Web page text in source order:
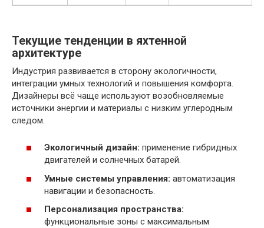
Текущие тенденции в яхтенной
архитектуре
Индустрия развивается в сторону экологичности,
интеграции умных технологий и повышения комфорта.
Дизайнеры всё чаще используют возобновляемые
источники энергии и материалы с низким углеродным
следом.
Экологичный дизайн: применение гибридных
двигателей и солнечных батарей.
Умные системы управления: автоматизация
навигации и безопасность.
Персонализация пространства:
функциональные зоны с максимальным